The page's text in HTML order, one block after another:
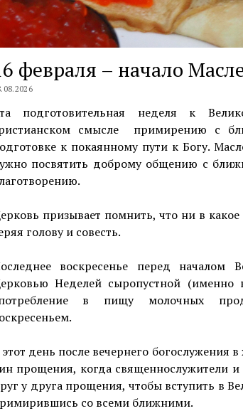
февраля – начало
подготовительная неделя к
смысле примирению с
к покаянному пути к Богу.
посвятить доброму общению с
призывает помнить, что ни в какое
голову и совесть.
воскресенье перед началом
Неделей сыропустной (именно
в пищу молочных
день после вечернего богослужения
прощения, когда священнослужители
у друга прощения, чтобы вступить в
со всеми ближними.